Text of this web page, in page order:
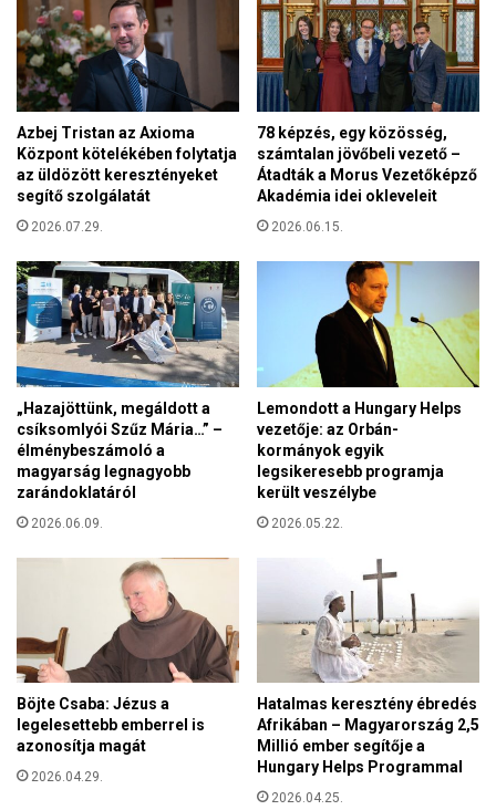
már
hazánkban
is
nagy
népszerűségnek
örvend
Azbej Tristan az Axioma
Központ kötelékében folytatja
az üldözött keresztényeket
segítő szolgálatát
2026.07.29.
78 képzés, egy közösség,
számtalan jövőbeli vezető –
Átadták a Morus Vezetőképző
Akadémia idei okleveleit
2026.06.15.
„Hazajöttünk, megáldott a
csíksomlyói Szűz Mária…” –
élménybeszámoló a
magyarság legnagyobb
zarándoklatáról
2026.06.09.
Lemondott a Hungary Helps
vezetője: az Orbán-
kormányok egyik
legsikeresebb programja
került veszélybe
2026.05.22.
Böjte Csaba: Jézus a
legelesettebb emberrel is
azonosítja magát
2026.04.29.
Hatalmas keresztény ébredés
Afrikában – Magyarország 2,5
Millió ember segítője a
Hungary Helps Programmal
2026.04.25.